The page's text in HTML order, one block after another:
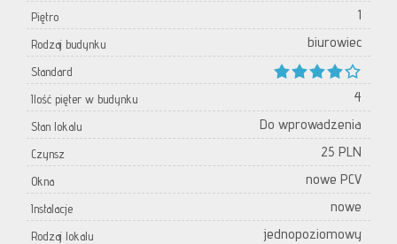
Piętro 1
Rodzaj budynku biurowiec
Standard
Ilość pięter w budynku
4
Stan lokalu Do wprowadzenia
Czynsz 25 PLN
Okna nowe PCV
Instalacje nowe
Rodzaj lokalu jednopoziomowy